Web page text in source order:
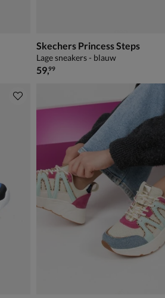
Skechers Princess Steps
Lage sneakers - blauw
€ 59,99
59,99